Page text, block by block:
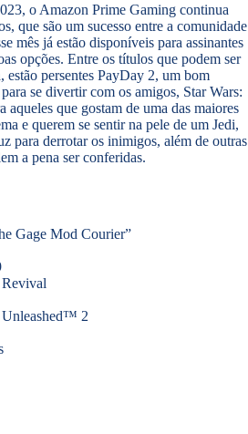
o Amazon Prime Gaming continua
que são um sucesso entre a comunidade
mês já estão disponíveis para assinantes
opções. Entre os títulos que podem ser
persentes PayDay 2, um bom
se divertir com os amigos, Star Wars:
aqueles que gostam de uma das maiores
e querem se sentir na pele de um Jedi,
para derrotar os inimigos, além de outras
a pena ser conferidas.
Gage Mod Courier”
Unleashed™ 2